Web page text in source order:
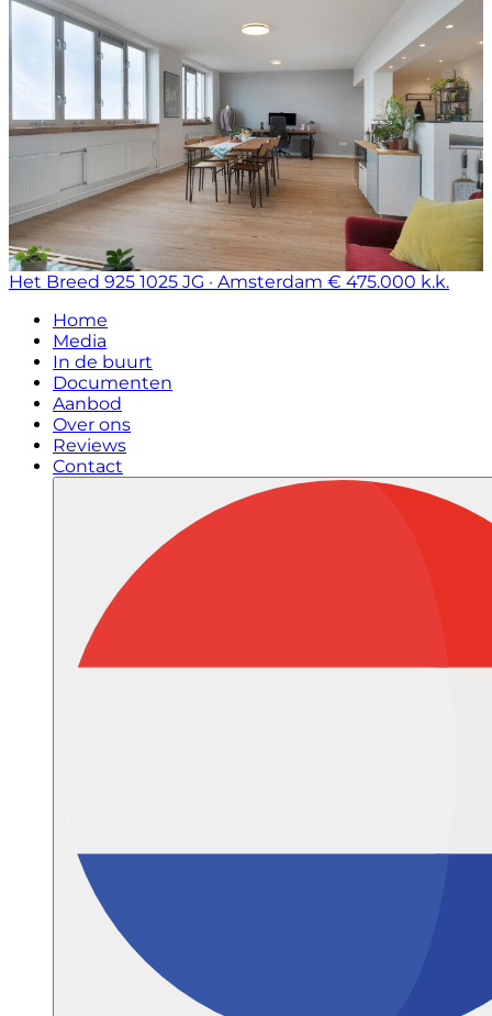
Het Breed 925 1025 JG · Amsterdam € 475.000 k.k.
Home
Media
In de buurt
Documenten
Aanbod
Over ons
Reviews
Contact